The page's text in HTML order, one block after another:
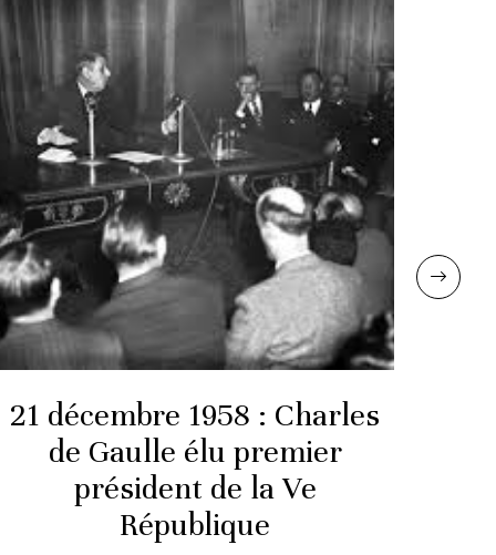
21 décembre 1958 : Charles
de Gaulle élu premier
président de la Ve
République